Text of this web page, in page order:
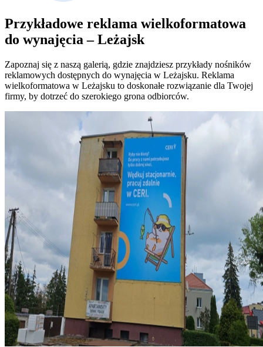
Przykładowe reklama wielkoformatowa
do wynajęcia – Leżajsk
Zapoznaj się z naszą galerią, gdzie znajdziesz przykłady nośników
reklamowych dostępnych do wynajęcia w Leżajsku. Reklama
wielkoformatowa w Leżajsku to doskonałe rozwiązanie dla Twojej
firmy, by dotrzeć do szerokiego grona odbiorców.